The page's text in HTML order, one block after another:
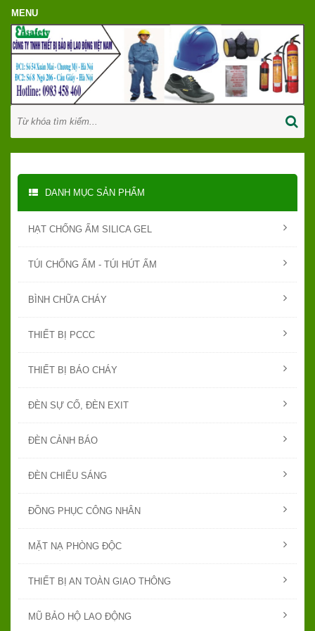
DANH MỤC SẢN PHẨM
HẠT CHỐNG ẨM SILICA GEL
TÚI CHỐNG ẨM - TÚI HÚT ẨM
BÌNH CHỮA CHÁY
THIẾT BỊ PCCC
THIẾT BỊ BÁO CHÁY
ĐÈN SỰ CỐ, ĐÈN EXIT
ĐÈN CẢNH BÁO
ĐÈN CHIẾU SÁNG
ĐỒNG PHỤC CÔNG NHÂN
MẶT NẠ PHÒNG ĐỘC
THIẾT BỊ AN TOÀN GIAO THÔNG
MŨ BẢO HỘ LAO ĐỘNG